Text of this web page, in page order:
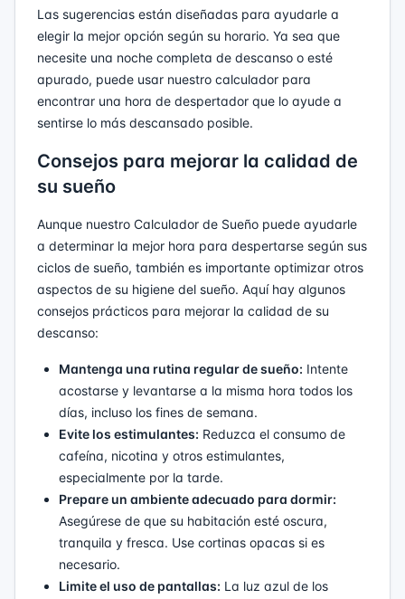
Las sugerencias están diseñadas para ayudarle a
elegir la mejor opción según su horario. Ya sea que
necesite una noche completa de descanso o esté
apurado, puede usar nuestro calculador para
encontrar una hora de despertador que lo ayude a
sentirse lo más descansado posible.
Consejos para mejorar la calidad de
su sueño
Aunque nuestro Calculador de Sueño puede ayudarle
a determinar la mejor hora para despertarse según sus
ciclos de sueño, también es importante optimizar otros
aspectos de su higiene del sueño. Aquí hay algunos
consejos prácticos para mejorar la calidad de su
descanso:
Mantenga una rutina regular de sueño: Intente
acostarse y levantarse a la misma hora todos los
días, incluso los fines de semana.
Evite los estimulantes: Reduzca el consumo de
cafeína, nicotina y otros estimulantes,
especialmente por la tarde.
Prepare un ambiente adecuado para dormir:
Asegúrese de que su habitación esté oscura,
tranquila y fresca. Use cortinas opacas si es
necesario.
Limite el uso de pantallas: La luz azul de los